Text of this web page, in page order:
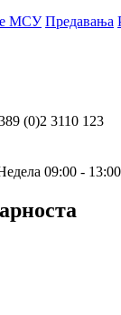
МСУ Предавања
(0)2 3110 123
09:00 - 13:00